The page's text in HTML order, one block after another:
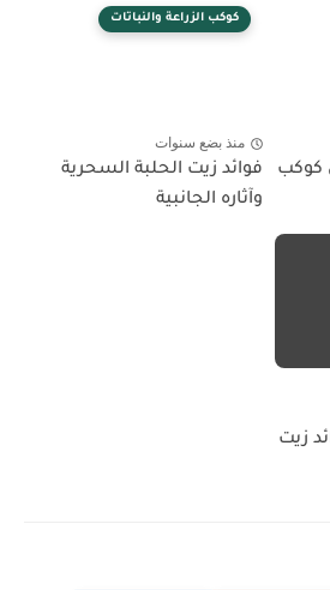
كوكب
كوكب الزراعة والنباتات
منذ بضع سنوات
فوائد زيت الحلبة السحرية
وآثاره الجانبية
زيت